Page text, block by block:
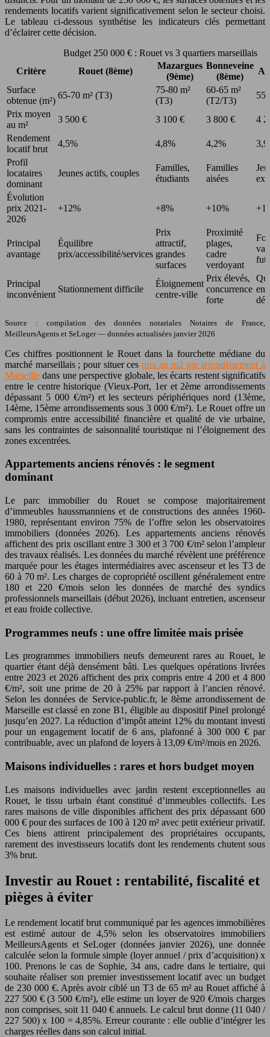
rendements locatifs varient significativement selon le secteur choisi.
Le tableau ci-dessous synthétise les indicateurs clés permettant
d’éclairer cette décision.
Budget 250 000 € : Rouet vs 3 quartiers marseillais
Critère
Rouet (8ème)
Mazargues
(9ème)
Bonneveine
(8ème)
Surface
obtenue (m²)
65-70 m² (T3)
75-80 m²
(T3)
60-65 m²
(T2/T3)
Prix moyen
au m²
3 500 € 3 100 € 3 800 €
4
Rendement
locatif brut
4,5% 4,8% 4,2%
Profil
locataires
dominant
Jeunes actifs, couples
Familles,
étudiants
Familles
aisées
Évolution
prix 2021-
2026
+12% +8% +10%
Principal
avantage
Équilibre
prix/accessibilité/services
Prix
attractif,
grandes
surfaces
Proximité
plages,
cadre
verdoyant
Principal
inconvénient
Stationnement difficile
Éloignement
centre-ville
Prix élevés,
concurrence
forte
Source : compilation des données notariales Notaires de France,
MeilleursAgents et SeLoger — données actualisées janvier 2026
Ces chiffres positionnent le Rouet dans la fourchette médiane du
marché marseillais ; pour situer ces prix au m2 par arrondissement à
Marseille dans une perspective globale, les écarts restent significatifs
entre le centre historique (Vieux-Port, 1er et 2ème arrondissements
dépassant 5 000 €/m²) et les secteurs périphériques nord (13ème,
14ème, 15ème arrondissements sous 3 000 €/m²). Le Rouet offre un
compromis entre accessibilité financière et qualité de vie urbaine,
sans les contraintes de saisonnalité touristique ni l’éloignement des
zones excentrées.
Appartements anciens rénovés : le segment
dominant
Le parc immobilier du Rouet se compose majoritairement
d’immeubles haussmanniens et de constructions des années 1960-
1980, représentant environ 75% de l’offre selon les observatoires
immobiliers (données 2026). Les appartements anciens rénovés
affichent des prix oscillant entre 3 300 et 3 700 €/m² selon l’ampleur
des travaux réalisés. Les données du marché révèlent une préférence
marquée pour les étages intermédiaires avec ascenseur et les T3 de
60 à 70 m². Les charges de copropriété oscillent généralement entre
180 et 220 €/mois selon les données de marché des syndics
professionnels marseillais (début 2026), incluant entretien, ascenseur
et eau froide collective.
Programmes neufs : une offre limitée mais prisée
Les programmes immobiliers neufs demeurent rares au Rouet, le
quartier étant déjà densément bâti. Les quelques opérations livrées
entre 2023 et 2026 affichent des prix compris entre 4 200 et 4 800
€/m², soit une prime de 20 à 25% par rapport à l’ancien rénové.
Selon les données de Service-public.fr, le 8ème arrondissement de
Marseille est classé en zone B1, éligible au dispositif Pinel prolongé
jusqu’en 2027. La réduction d’impôt atteint 12% du montant investi
pour un engagement locatif de 6 ans, plafonné à 300 000 € par
contribuable, avec un plafond de loyers à 13,09 €/m²/mois en 2026.
Maisons individuelles : rares et hors budget moyen
Les maisons individuelles avec jardin restent exceptionnelles au
Rouet, le tissu urbain étant constitué d’immeubles collectifs. Les
rares maisons de ville disponibles affichent des prix dépassant 600
000 € pour des surfaces de 100 à 120 m² avec petit extérieur privatif.
Ces biens attirent principalement des propriétaires occupants,
rarement des investisseurs locatifs dont les rendements chutent sous
3% brut.
Investir au Rouet : rentabilité, fiscalité et
pièges à éviter
Le rendement locatif brut communiqué par les agences immobilières
est estimé autour de 4,5% selon les observatoires immobiliers
MeilleursAgents et SeLoger (données janvier 2026), une donnée
calculée selon la formule simple (loyer annuel / prix d’acquisition) x
100. Prenons le cas de Sophie, 34 ans, cadre dans le tertiaire, qui
souhaite réaliser son premier investissement locatif avec un budget
de 230 000 €. Après avoir ciblé un T3 de 65 m² au Rouet affiché à
227 500 € (3 500 €/m²), elle estime un loyer de 920 €/mois charges
non comprises, soit 11 040 € annuels. Le calcul brut donne (11 040 /
227 500) x 100 = 4,85%. Erreur courante : elle oublie d’intégrer les
charges réelles dans son calcul initial.